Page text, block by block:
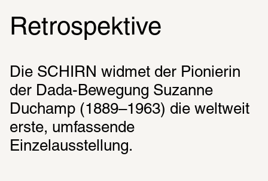
Die SCHIRN widmet der Pionierin
Duchamp (1889–1963) die weltweit
erste, umfassende
Einzelausstellung. Präsentiert wird
das vielseitige, 50 Jahre
umfassende Schaffen der Künstlerin,
die in den 1910er- und 1920er-
Retrospektive
Die SCHIRN widmet der Pionierin
der Dada-Bewegung Suzanne
Duchamp (1889–1963) die weltweit
erste, umfassende
Einzelausstellung.